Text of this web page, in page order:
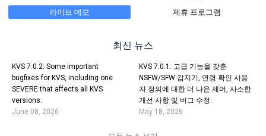
라이브 데모
제휴 프로그램
최신 뉴스
KVS 7.0.2: Some important
bugfixes for KVS, including one
SEVERE that affects all KVS
versions.
June 08, 2026
KVS 7.0.1: 고급 기능을 갖춘
NSFW/SFW 감지기, 연령 확인 사용
자 정의에 대한 더 나은 제어, 사소한
개선 사항 및 버그 수정.
May 18, 2026